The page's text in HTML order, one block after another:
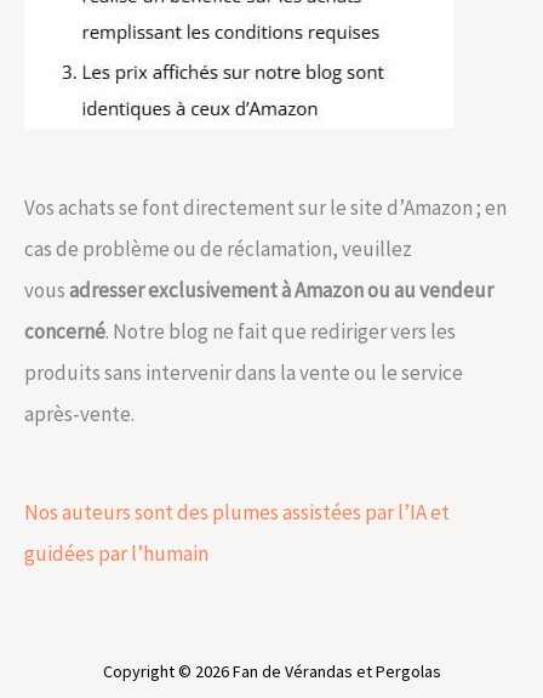
Vos achats se font directement sur le site d’Amazon ; en
cas de problème ou de réclamation, veuillez
vousadresser exclusivement à Amazon ou au vendeur
concerné. Notre blog ne fait que rediriger vers les
produits sans intervenir dans la vente ou le service
après-vente.
Nos auteurs sont des plumes assistées par l’IA et
guidées par l’humain
Copyright © 2026 Fan de Vérandas et Pergolas